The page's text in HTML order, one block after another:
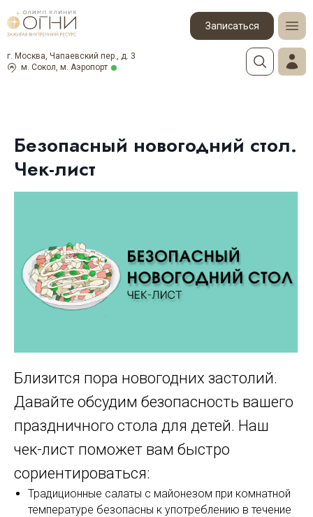
Записаться
м. Сокол, м. Аэропорт
г. Москва, Чапаевский пер., д. 3
Безопасный новогодний стол.
Чек-лист
Близится пора новогодних застолий.
Давайте обсудим безопасность вашего
праздничного стола для детей. Наш
чек-лист поможет вам быстро
сориентироваться:
Традиционные салаты с майонезом при комнатной
температуре безопасны к употреблению в течение